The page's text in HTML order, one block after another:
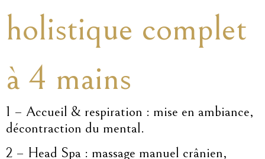
holistique complet
à 4 mains
1 – Accueil & respiration : mise en ambiance,
décontraction du mental.
2 – Head Spa : massage manuel crânien,